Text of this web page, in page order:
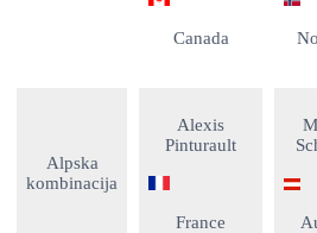
Canada
Alpska
kombinacija
Alexis
Pinturault
France